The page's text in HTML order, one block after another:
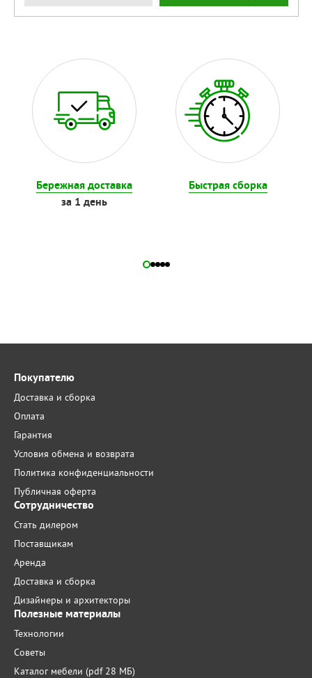
Бережная доставка
за 1 день
Быстрая сборка
Покупателю
Доставка и сборка
Оплата
Гарантия
Условия обмена и возврата
Политика конфиденциальности
Публичная оферта
Сотрудничество
Стать дилером
Поставщикам
Аренда
Доставка и сборка
Дизайнеры и архитекторы
Полезные материалы
Технологии
Советы
Каталог мебели (pdf 28 МБ)